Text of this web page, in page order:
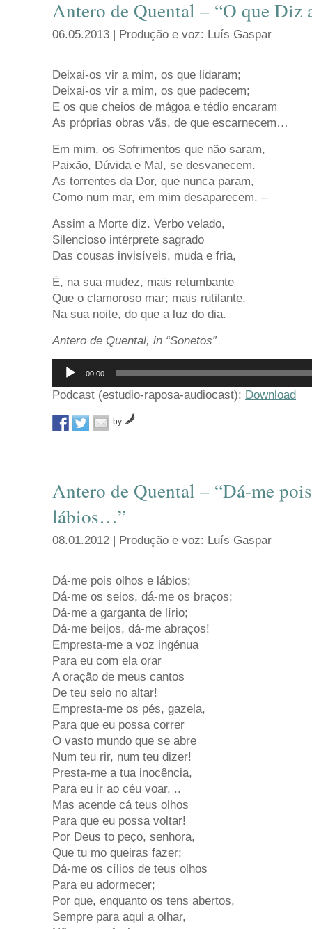
Antero de Quental – “O que Diz
06.05.2013 | Produção e voz: Luís Gaspar
Deixai-os vir a mim, os que lidaram;
Deixai-os vir a mim, os que padecem;
E os que cheios de mágoa e tédio encaram
As próprias obras vãs, de que escarnecem…
Em mim, os Sofrimentos que não saram,
Paixão, Dúvida e Mal, se desvanecem.
As torrentes da Dor, que nunca param,
Como num mar, em mim desaparecem. –
Assim a Morte diz. Verbo velado,
Silencioso intérprete sagrado
Das cousas invisíveis, muda e fria,
É, na sua mudez, mais retumbante
Que o clamoroso mar; mais rutilante,
Na sua noite, do que a luz do dia.
Antero de Quental, in “Sonetos”
Reprodutor
áudio
00:00
Podcast (estudio-raposa-audiocast): Download
by
Antero de Quental – “Dá-me
lábios…”
08.01.2012 | Produção e voz: Luís Gaspar
Dá-me pois olhos e lábios;
Dá-me os seios, dá-me os braços;
Dá-me a garganta de lírio;
Dá-me beijos, dá-me abraços!
Empresta-me a voz ingénua
Para eu com ela orar
A oração de meus cantos
De teu seio no altar!
Empresta-me os pés, gazela,
Para que eu possa correr
O vasto mundo que se abre
Num teu rir, num teu dizer!
Presta-me a tua inocência,
Para eu ir ao céu voar, ..
Mas acende cá teus olhos
Para que eu possa voltar!
Por Deus to peço, senhora,
Que tu mo queiras fazer;
Dá-me os cílios de teus olhos
Para eu adormecer;
Por que, enquanto os tens abertos,
Sempre para aqui a olhar,